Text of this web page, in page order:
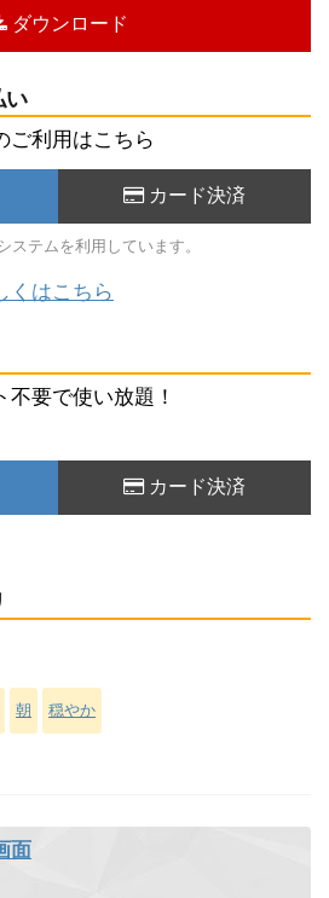
ダウンロード
い
ご利用はこちら
カード決済
ステムを利用しています。
くはこちら
不要で使い放題！
カード決済
朝 穏やか
面